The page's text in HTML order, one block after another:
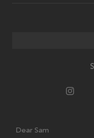
Dear Sam